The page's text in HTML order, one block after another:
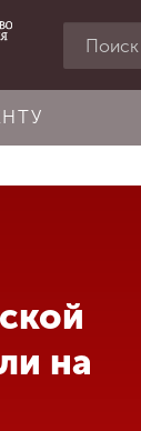
на